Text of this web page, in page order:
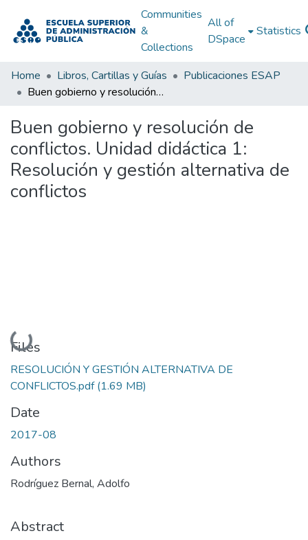
Communities
&
Collections
All of
DSpace
Statistics
Home Libros, Cartillas y Guías
Publicaciones ESAP
Buen gobierno y resolución de conflictos. Unidad didáctica 1: Resolución y gestión alternativa de conflictos
Buen gobierno y resolución de
conflictos. Unidad didáctica 1:
Resolución y gestión alternativa de
conflictos
Loading...
Files
RESOLUCIÓN Y GESTIÓN ALTERNATIVA DE
CONFLICTOS.pdf(1.69 MB)
Date
2017-08
Authors
Rodríguez Bernal, Adolfo
Abstract